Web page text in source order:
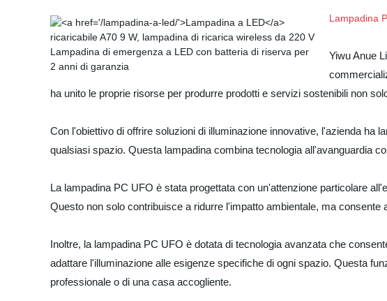
Lampadina
Yiwu Anue
ha unito le proprie risorse per produrre prodotti e servizi sostenibili non
Con l'obiettivo di offrire soluzioni di illuminazione innovative, l'azienda ha
qualsiasi spazio. Questa lampadina combina tecnologia all'avanguardia
La lampadina PC UFO è stata progettata con un'attenzione particolare
Questo non solo contribuisce a ridurre l'impatto ambientale, ma
Inoltre, la lampadina PC UFO è dotata di tecnologia avanzata che
adattare l'illuminazione alle esigenze specifiche di ogni spazio. Questa
professionale o di una casa accogliente.